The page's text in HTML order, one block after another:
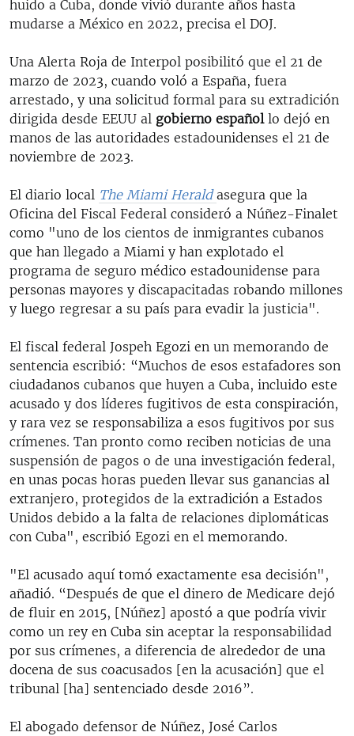
huido a Cuba, donde vivió durante años hasta
mudarse a México en 2022, precisa el DOJ.
Una Alerta Roja de Interpol posibilitó que el 21 de
marzo de 2023, cuando voló a España, fuera
arrestado, y una solicitud formal para su extradición
dirigida desde EEUU al gobierno españollo dejó en
manos de las autoridades estadounidenses el 21 de
noviembre de 2023.
El diario local The Miami Heraldasegura que la
Oficina del Fiscal Federal consideró a Núñez-Finalet
como "uno de los cientos de inmigrantes cubanos
que han llegado a Miami y han explotado el
programa de seguro médico estadounidense para
personas mayores y discapacitadas robando millones
y luego regresar a su país para evadir la justicia".
El fiscal federal Jospeh Egozi en un memorando de
sentencia escribió: “Muchos de esos estafadores son
ciudadanos cubanos que huyen a Cuba, incluido este
acusado y dos líderes fugitivos de esta conspiración,
y rara vez se responsabiliza a esos fugitivos por sus
crímenes. Tan pronto como reciben noticias de una
suspensión de pagos o de una investigación federal,
en unas pocas horas pueden llevar sus ganancias al
extranjero, protegidos de la extradición a Estados
Unidos debido a la falta de relaciones diplomáticas
con Cuba", escribió Egozi en el memorando.
"El acusado aquí tomó exactamente esa decisión",
añadió. “Después de que el dinero de Medicare dejó
de fluir en 2015, [Núñez] apostó a que podría vivir
como un rey en Cuba sin aceptar la responsabilidad
por sus crímenes, a diferencia de alrededor de una
docena de sus coacusados [en la acusación] que el
tribunal [ha] sentenciado desde 2016”.
El abogado defensor de Núñez, José Carlos